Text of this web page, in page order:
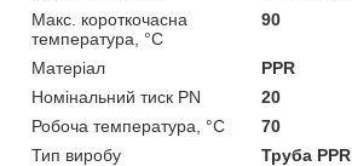
Макс. короткочасна
температура, °C
90
Матеріал
PPR
Номінальний тиск PN
20
Робоча температура, °С
70
Тип виробу
Труба PPR